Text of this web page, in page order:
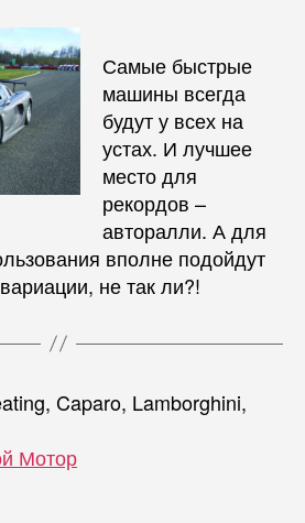
Самые быстрые
машины всегда
будут у всех на
устах. И лучшее
место для
рекордов –
авторалли. А для
вполне подойдут
не так ли?!
Caparo, Lamborghini,
Мотор